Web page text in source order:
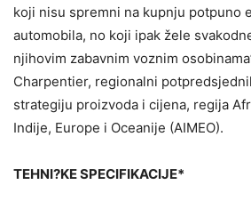
koji nisu spremni na kupnju potpuno
automobila, no koji ipak žele
njihovim zabavnim voznim
Charpentier, regionalni
strategiju proizvoda i cijena, regija
Indije, Europe i Oceanije (AIMEO).
TEHNI?KE SPECIFIKACIJE*